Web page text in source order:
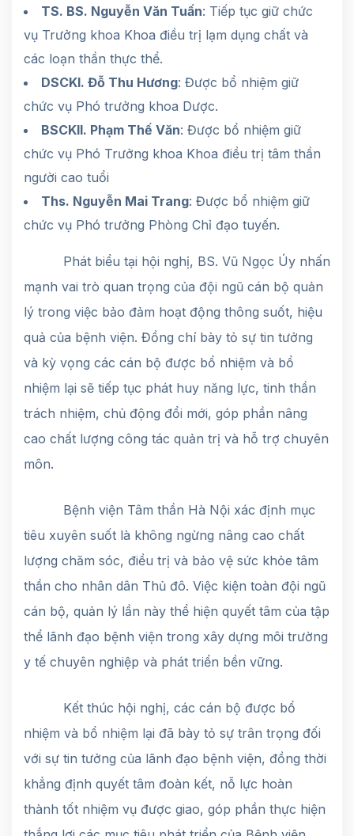
TS. BS. Nguyễn Văn Tuấn: Tiếp tục giữ chức
vụ Trưởng khoa Khoa điều trị lạm dụng chất và
các loạn thần thực thể.
DSCKI. Đỗ Thu Hương: Được bổ nhiệm giữ
chức vụ Phó trưởng khoa Dược.
BSCKII. Phạm Thế Văn: Được bổ nhiệm giữ
chức vụ Phó Trưởng khoa Khoa điều trị tâm thần
người cao tuổi
Ths. Nguyễn Mai Trang: Được bổ nhiệm giữ
chức vụ Phó trưởng Phòng Chỉ đạo tuyến.
Phát biểu tại hội nghị, BS. Vũ Ngọc Úy nhấn
mạnh vai trò quan trọng của đội ngũ cán bộ quản
lý trong việc bảo đảm hoạt động thông suốt, hiệu
quả của bệnh viện. Đồng chí bày tỏ sự tin tưởng
và kỳ vọng các cán bộ được bổ nhiệm và bổ
nhiệm lại sẽ tiếp tục phát huy năng lực, tinh thần
trách nhiệm, chủ động đổi mới, góp phần nâng
cao chất lượng công tác quản trị và hỗ trợ chuyên
môn.
Bệnh viện Tâm thần Hà Nội xác định mục
tiêu xuyên suốt là không ngừng nâng cao chất
lượng chăm sóc, điều trị và bảo vệ sức khỏe tâm
thần cho nhân dân Thủ đô. Việc kiện toàn đội ngũ
cán bộ, quản lý lần này thể hiện quyết tâm của tập
thể lãnh đạo bệnh viện trong xây dựng môi trường
y tế chuyên nghiệp và phát triển bền vững.
Kết thúc hội nghị, các cán bộ được bổ
nhiệm và bổ nhiệm lại đã bày tỏ sự trân trọng đối
với sự tin tưởng của lãnh đạo bệnh viện, đồng thời
khẳng định quyết tâm đoàn kết, nỗ lực hoàn
thành tốt nhiệm vụ được giao, góp phần thực hiện